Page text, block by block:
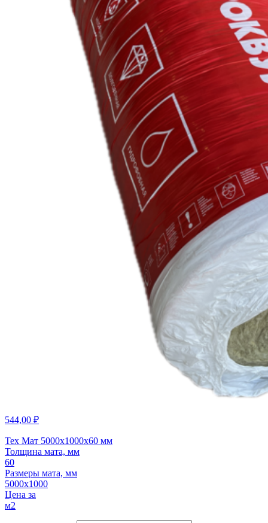
544,00 ₽
Тех Мат 5000х1000х60 мм
Толщина мата, мм
60
Размеры мата, мм
5000х1000
Цена за
м2